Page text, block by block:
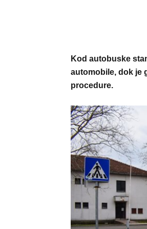
Kod autobuske
automobile, dok je
procedure.